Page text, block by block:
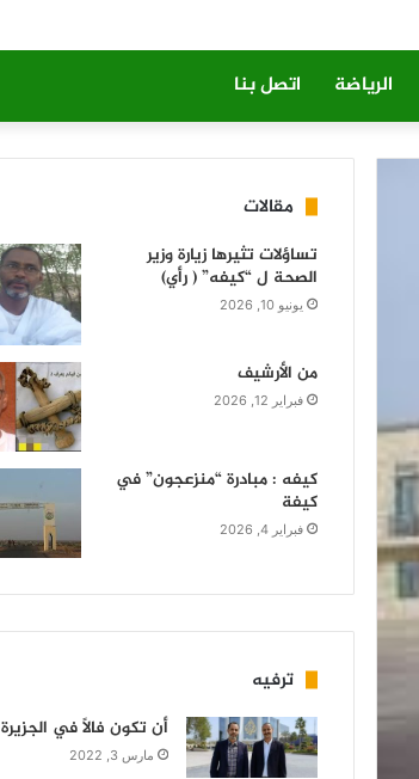
الرياضة اتصل بنا
مقالات
تساؤلات تثيرها زيارة وزير
الصحة ل “كيفه” ( رأي)
يونيو 10, 2026
من الأرشيف
فبراير 12, 2026
كيفه : مبادرة “منزعجون” في
كيفة
فبراير 4, 2026
ترفيه
أن تكون فالاً في الجزيرة
مارس 3, 2022